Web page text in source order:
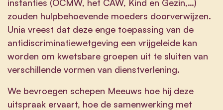
instanties (OCMW, het CAW, Kind en Gezin,…)
zouden hulpbehoevende moeders doorverwijzen.
Unia vreest dat deze enge toepassing van de
antidiscriminatiewetgeving een vrijgeleide kan
worden om kwetsbare groepen uit te sluiten van
verschillende vormen van dienstverlening.
We bevroegen schepen Meeuws hoe hij deze
uitspraak ervaart, hoe de samenwerking met